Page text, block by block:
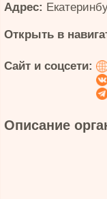
Адрес:
Открыть в
Сайт и соцсети:
Описание